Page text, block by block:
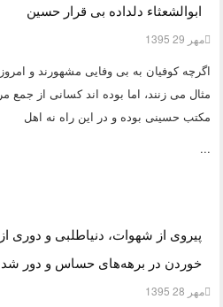
ابوالشعثاء دلداده بی قرار حسین
مهر 29 1395
اگرچه کوفیان به بی وفایی مشهورند و
مثال می زنند، اما بوده اند کسانی از جمع
مکتب حسینی بوده و در این راه نه اهل
...
پیروی از شهوات، دنیاطلبی و دوری
خوردن در برهه‌های حساس و دور
مهر 28 1395